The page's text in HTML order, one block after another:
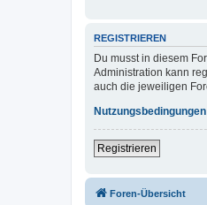
REGISTRIEREN
Du musst in diesem
Administration kann
auch die jeweiligen
Nutzungsbedingungen
Registrieren
Foren-Übersicht